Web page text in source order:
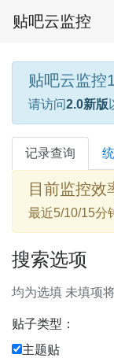
贴吧云监控
贴吧云监控
请访问2.0新版
记录查询
目前监控效
最近5/10/15分
搜索选项
均为选填 未填项
贴子类型：
主题贴